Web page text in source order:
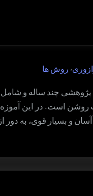
, روش ها
پژوهشی چند ساله و شامل
روشن است. در این آموزه
و بسیار قوی، به دور از